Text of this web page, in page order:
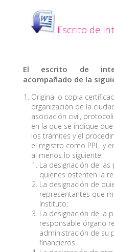
Escrito de
El escrito de
acompañado de la
Original o copia
organización de la
asociación civil,
en la que se indique
los trámites y el
el registro como PPL, y
al menos lo siguiente:
La designación de
quienes ostenten la
La designación de
representantes que
Instituto;
La designación de la
responsable órgano
administración de su
financieros.